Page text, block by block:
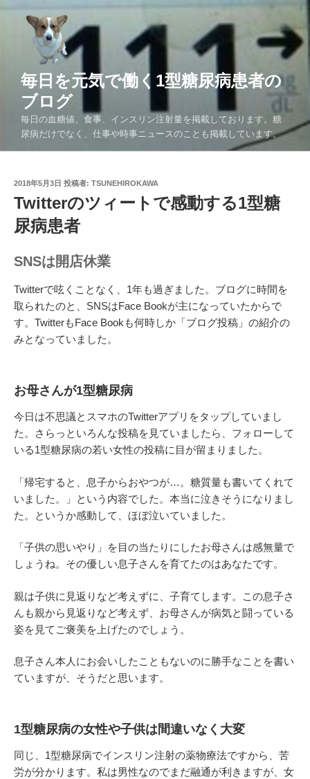
毎日を元気で働く1型糖尿病患者の
ブログ
毎日の血糖値、食事、インスリン注射量を掲載しております。糖
尿病だけでなく、仕事や時事ニュースのことも掲載しています。
投
稿
日:
2018年5月3日 投稿者: TSUNEHIROKAWA
Twitterのツィートで感動する1型糖
尿病患者
SNSは開店休業
Twitterで呟くことなく、1年も過ぎました。ブログに時間を
取られたのと、SNSはFace Bookが主になっていたからで
す。TwitterもFace Bookも何時しか「ブログ投稿」の紹介の
みとなっていました。
お母さんが1型糖尿病
今日は不思議とスマホのTwitterアプリをタップしていまし
た。さらっといろんな投稿を見ていましたら、フォローして
いる1型糖尿病の若い女性の投稿に目が留まりました。
「帰宅すると、息子からおやつが…。糖質量も書いてくれて
いました。」という内容でした。本当に泣きそうになりまし
た。というか感動して、ほぼ泣いていました。
「子供の思いやり」を目の当たりにしたお母さんは感無量で
しょうね。その優しい息子さんを育てたのはあなたです。
親は子供に見返りなど考えずに、子育てします。この息子さ
んも親から見返りなど考えず、お母さんが病気と闘っている
姿を見てご褒美を上げたのでしょう。
息子さん本人にお会いしたこともないのに勝手なことを書い
ていますが、そうだと思います。
1型糖尿病の女性や子供は間違いなく大変
同じ、1型糖尿病でインスリン注射の薬物療法ですから、苦
労が分かります。私は男性なのでまだ融通が利きますが、女